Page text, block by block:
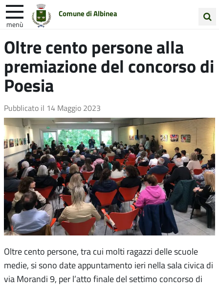
Comune di Albinea
menù
nel
sito
Entra in Comune
Unione Colline Matildiche
Oltre cento persone alla
premiazione del concorso di
Poesia
Pubblicato il 14 Maggio 2023
Oltre cento persone, tra cui molti ragazzi delle scuole
medie, si sono date appuntamento ieri nella sala civica di
via Morandi 9, per l’atto finale del settimo concorso di